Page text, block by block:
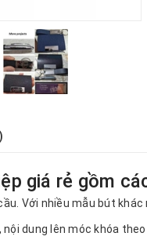
giá rẻ gồm
Với nhiều mẫu bút
nội dung lên móc khóa